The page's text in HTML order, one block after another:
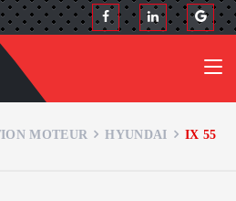
MOTEUR HYUNDAI IX 55